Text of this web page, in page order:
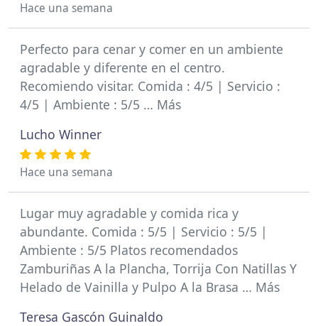
Hace una semana
Perfecto para cenar y comer en un ambiente
agradable y diferente en el centro.
Recomiendo visitar. Comida : 4/5 | Servicio :
4/5 | Ambiente : 5/5 … Más
Lucho Winner
Hace una semana
Lugar muy agradable y comida rica y
abundante. Comida : 5/5 | Servicio : 5/5 |
Ambiente : 5/5 Platos recomendados
Zamburiñas A la Plancha, Torrija Con Natillas Y
Helado de Vainilla y Pulpo A la Brasa … Más
Teresa Gascón Guinaldo